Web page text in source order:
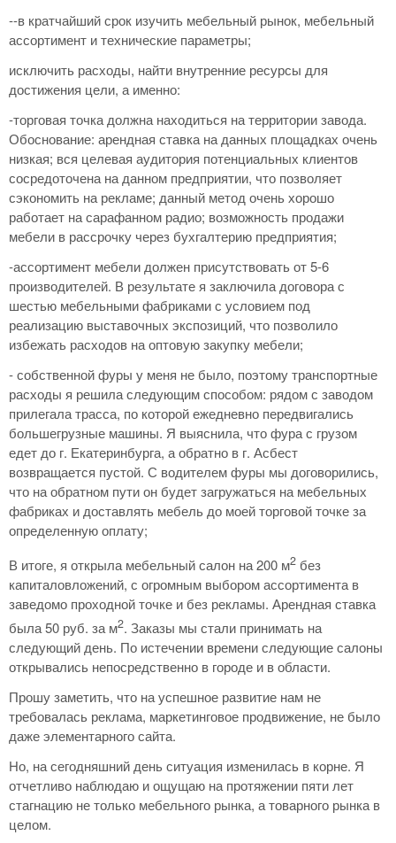
--в кратчайший срок изучить мебельный рынок, мебельный
ассортимент и технические параметры;
исключить расходы, найти внутренние ресурсы для
достижения цели, а именно:
-торговая точка должна находиться на территории завода.
Обоснование: арендная ставка на данных площадках очень
низкая; вся целевая аудитория потенциальных клиентов
сосредоточена на данном предприятии, что позволяет
сэкономить на рекламе; данный метод очень хорошо
работает на сарафанном радио; возможность продажи
мебели в рассрочку через бухгалтерию предприятия;
-ассортимент мебели должен присутствовать от 5-6
производителей. В результате я заключила договора с
шестью мебельными фабриками с условием под
реализацию выставочных экспозиций, что позволило
избежать расходов на оптовую закупку мебели;
- собственной фуры у меня не было, поэтому транспортные
расходы я решила следующим способом: рядом с заводом
прилегала трасса, по которой ежедневно передвигались
большегрузные машины. Я выяснила, что фура с грузом
едет до г. Екатеринбурга, а обратно в г. Асбест
возвращается пустой. С водителем фуры мы договорились,
что на обратном пути он будет загружаться на мебельных
фабриках и доставлять мебель до моей торговой точке за
определенную оплату;
В итоге, я открыла мебельный салон на 200 м2 без
капиталовложений, с огромным выбором ассортимента в
заведомо проходной точке и без рекламы. Арендная ставка
была 50 руб. за м2. Заказы мы стали принимать на
следующий день. По истечении времени следующие салоны
открывались непосредственно в городе и в области.
Прошу заметить, что на успешное развитие нам не
требовалась реклама, маркетинговое продвижение, не было
даже элементарного сайта.
Но, на сегодняшний день ситуация изменилась в корне. Я
отчетливо наблюдаю и ощущаю на протяжении пяти лет
стагнацию не только мебельного рынка, а товарного рынка в
целом.